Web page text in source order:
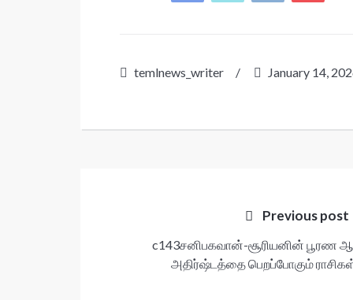
temlnews_writer / January 14,
Previous post
c143சனிபகவான்-சூரியனின் பூரண
அதிர்ஷ்டத்தை பெறப்போகும்